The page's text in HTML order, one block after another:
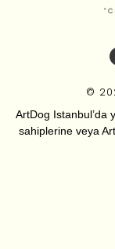
©
ArtDog Istanbul’da
sahiplerine veya